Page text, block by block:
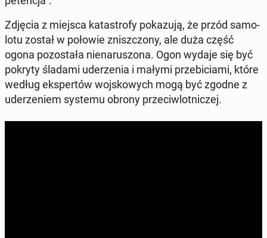
Zdjęcia z miejsca ka­ta­stro­fy po­ka­zu­ją, że przód sa­mo­
lo­tu został w połowie znisz­czo­ny, ale duża część
ogona po­zo­sta­ła nie­na­ru­szo­na. Ogon wydaje się być
pokryty śladami ude­rze­nia i małymi prze­bi­cia­mi, które
według eks­per­tów woj­sko­wych mogą być zgodne z
ude­rze­niem systemu obrony prze­ciw­lot­ni­czej.